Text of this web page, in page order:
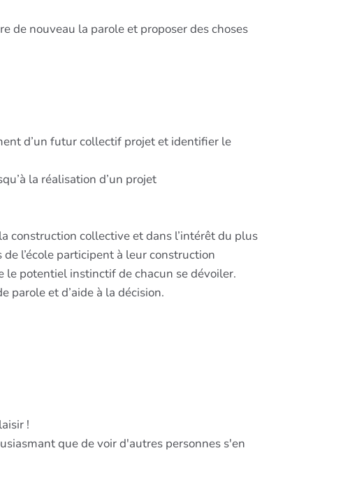
de nouveau la parole et proposer des choses
d’un futur collectif projet et identifier le
la réalisation d’un projet
construction collective et dans l’intérêt du plus
l’école participent à leur construction
le potentiel instinctif de chacun se dévoiler.
parole et d’aide à la décision.
!
que de voir d'autres personnes s'en